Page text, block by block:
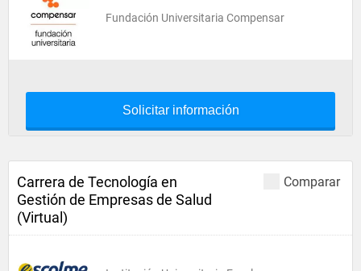
Fundación Universitaria Compensar
Solicitar información
Comparar
Carrera de Tecnología en
Gestión de Empresas de Salud
(Virtual)